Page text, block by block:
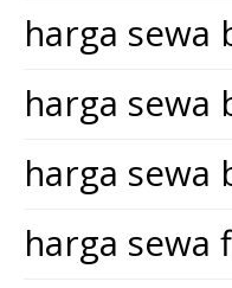
harga sewa
harga
harga sewa
harga